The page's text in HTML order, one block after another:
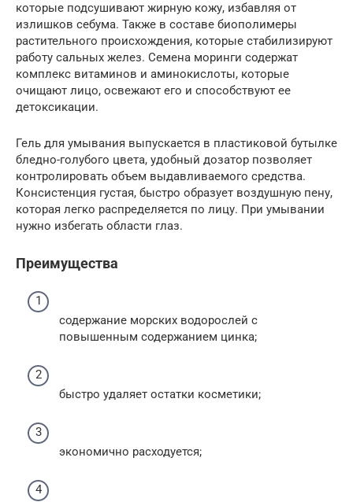
которые подсушивают жирную кожу, избавляя от
излишков себума. Также в составе биополимеры
растительного происхождения, которые стабилизируют
работу сальных желез. Семена моринги содержат
комплекс витаминов и аминокислоты, которые
очищают лицо, освежают его и способствуют ее
детоксикации.
Гель для умывания выпускается в пластиковой бутылке
бледно-голубого цвета, удобный дозатор позволяет
контролировать объем выдавливаемого средства.
Консистенция густая, быстро образует воздушную пену,
которая легко распределяется по лицу. При умывании
нужно избегать области глаз.
Преимущества
содержание морских водорослей с
повышенным содержанием цинка;
быстро удаляет остатки косметики;
экономично расходуется;